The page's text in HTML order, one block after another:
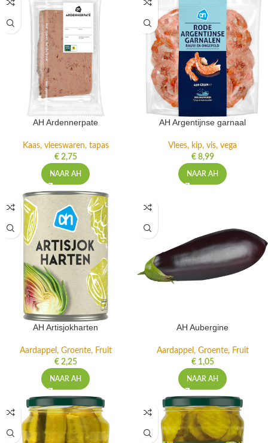
AH Ardennerpate
Kaas, vleeswaren, tapas
€2,75
NAAR AH
AH Argentijnse garnaal
Vlees, kip, vis, vega
€8,99
NAAR AH
AH Artisjokharten
Aardappel, Groente, Fruit
€2,25
NAAR AH
AH Aubergine
Aardappel, Groente, Fruit
€1,05
NAAR AH